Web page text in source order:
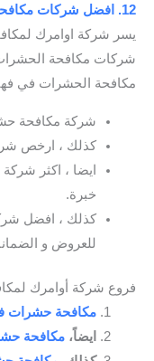
12. افضل شركات مكافحة حشرات في دمشلي
يسر شركة اوامرك
شركات مكافحة
مكافحة الحشرات في
شركة مكافحة
كذلك ، ارخص
ايضا ، اكثر
خبرة.
كذلك ، افضل
للعروض و
فروع شركة أوامرك
مكافحة حشرات
ايضاً، مكافحة